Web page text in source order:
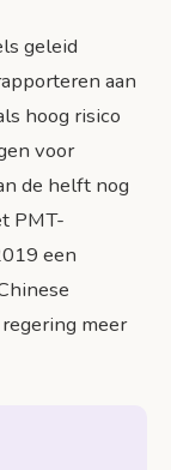
geleid
aan
hoog risico
voor
de helft nog
PMT-
een
meer